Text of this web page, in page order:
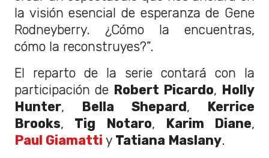
la visión esencial de esperanza de Gene
Rodneyberry. ¿Cómo la encuentras,
cómo la reconstruyes?”.
El reparto de la serie contará con la
participación de Robert Picardo, Holly
Hunter, Bella Shepard, Kerrice
Brooks, Tig Notaro, Karim Diane,
Paul Giamatti y Tatiana Maslany.